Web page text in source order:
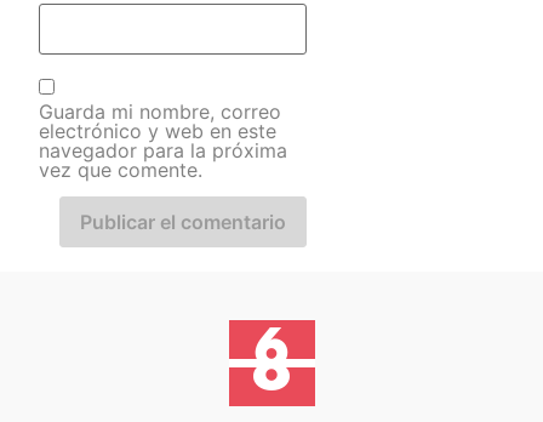
Guarda mi nombre, correo
electrónico y web en este
navegador para la próxima
vez que comente.